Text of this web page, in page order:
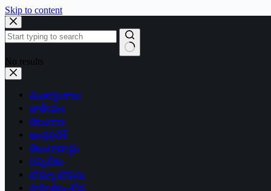
Skip to content
No results
ముఖ్యాంశాలు
జాతీయం
తెలంగాణ
ఆంధ్రప్రదేశ్
తెలంగాణార్థం
సన్నివేశం
బొమ్మా బొరుసు
సాహిత్యం-శోభ